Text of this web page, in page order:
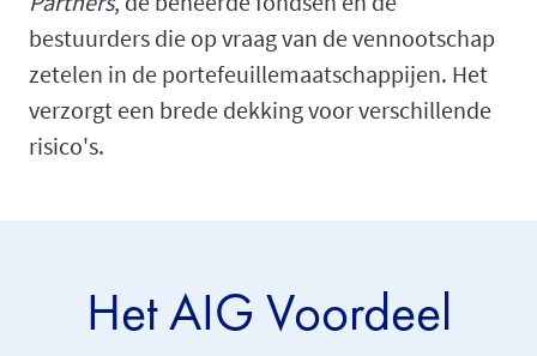
bestuurders die op vraag van de vennootschap
zetelen in de portefeuillemaatschappijen. Het
verzorgt een brede dekking voor verschillende
risico's.
Het AIG Voordeel